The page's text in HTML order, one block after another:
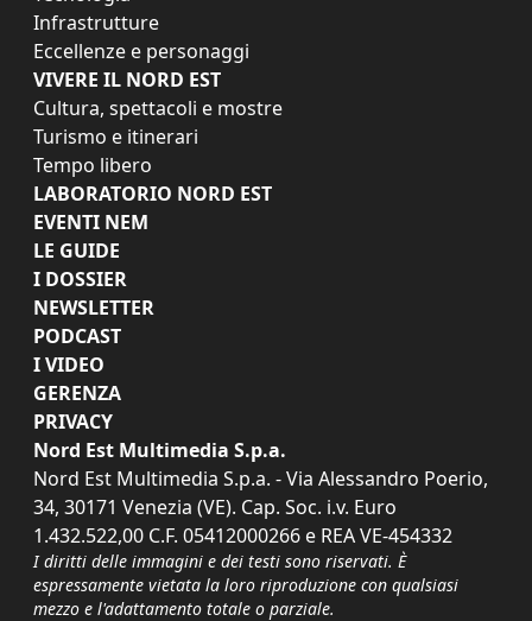
Infrastrutture
Eccellenze e personaggi
VIVERE IL NORD EST
Cultura, spettacoli e mostre
Turismo e itinerari
Tempo libero
LABORATORIO NORD EST
EVENTI NEM
LE GUIDE
I DOSSIER
NEWSLETTER
PODCAST
I VIDEO
GERENZA
PRIVACY
Nord Est Multimedia S.p.a.
Nord Est Multimedia S.p.a. - Via Alessandro Poerio,
34, 30171 Venezia (VE). Cap. Soc. i.v. Euro
1.432.522,00 C.F. 05412000266 e REA VE-454332
I diritti delle immagini e dei testi sono riservati. È
espressamente vietata la loro riproduzione con qualsiasi
mezzo e l'adattamento totale o parziale.